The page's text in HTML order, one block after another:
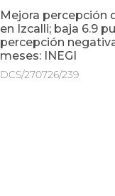
Mejora percepción
en Izcalli; baja 6.9
percepción
meses: INEGI
DCS/270726/239